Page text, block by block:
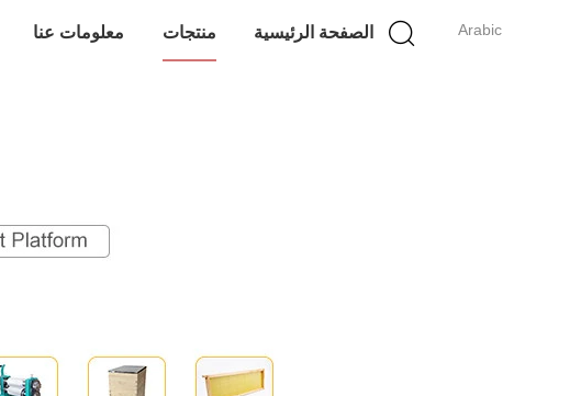
Arabic الصفحة الرئيسية منتجات معلومات عنا